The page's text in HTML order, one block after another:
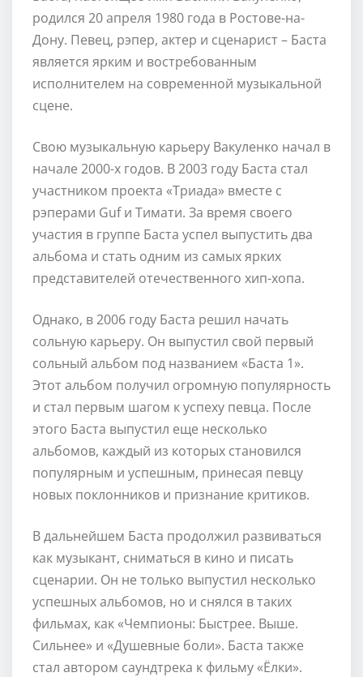
родился 20 апреля 1980 года в Ростове-на-
Дону. Певец, рэпер, актер и сценарист – Баста
является ярким и востребованным
исполнителем на современной музыкальной
сцене.
Свою музыкальную карьеру Вакуленко начал в
начале 2000-х годов. В 2003 году Баста стал
участником проекта «Триада» вместе с
рэперами Guf и Тимати. За время своего
участия в группе Баста успел выпустить два
альбома и стать одним из самых ярких
представителей отечественного хип-хопа.
Однако, в 2006 году Баста решил начать
сольную карьеру. Он выпустил свой первый
сольный альбом под названием «Баста 1».
Этот альбом получил огромную популярность
и стал первым шагом к успеху певца. После
этого Баста выпустил еще несколько
альбомов, каждый из которых становился
популярным и успешным, принесая певцу
новых поклонников и признание критиков.
В дальнейшем Баста продолжил развиваться
как музыкант, сниматься в кино и писать
сценарии. Он не только выпустил несколько
успешных альбомов, но и снялся в таких
фильмах, как «Чемпионы: Быстрее. Выше.
Сильнее» и «Душевные боли». Баста также
стал автором саундтрека к фильму «Ёлки».